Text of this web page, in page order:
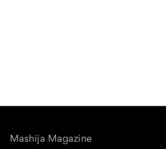
Mashija Magazine